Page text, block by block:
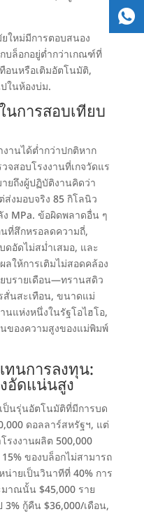
ใหม่มีการตอบสนอง
บล็อกอยู่ต่ำกว่าเกณฑ์ที่
อนหรือเติมอัตโนมัติ,
ในห้องบ่ม.
การสอบเทียบ
านได้ต่ำกว่าปกติหาก
วจสอบโรงงานที่เกจวัดแร
ยถึงผู้ปฏิบัติงานคิดว่า
ส่งมอบจริง 85 กิโลนิว
MPa. ข้อผิดพลาดอื่น ๆ
ที่สึกหรอลดความถี่,
ดอัดไม่สม่ำเสมอ, และ
ลให้การเติมไม่สอดคล้อง
บรายเดือน—ทรานสดิว
สั่นสะเทือน, ขนาดแม่
นแห่งหนึ่งในรัฐโอไฮโอ,
ของความสูงของแม่พิมพ์
ทนการลงทุน:
อัดแน่นสูง
ป็นรุ่นอัตโนมัติที่มีการบด
ดอลลาร์สหรัฐฯ, แต่
รงงานผลิต 500,000
ของบล็อกไม่สามารถ
น่ายเป็นวินาทีที่40% การ
มาณนั้น $45,000 ราย
3% กู้คืน $36,000/เดือน,